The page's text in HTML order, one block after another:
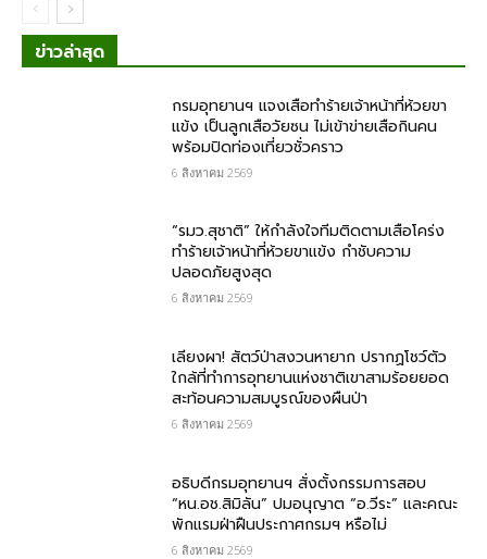
ข่าวล่าสุด
กรม​อุทยานฯ แจงเสือทำร้ายเจ้าหน้าที่ห้วยขา
แข้ง เป็นลูกเสือวัยซน ไม่เข้าข่ายเสือกินคน
พร้อมปิดท่องเที่ยวชั่วคราว
6 สิงหาคม 2569
“รมว.สุชาติ” ให้กำลังใจทีมติดตามเสือโคร่ง
ทำร้ายเจ้าหน้าที่ห้วยขาแข้ง กำชับความ
ปลอดภัยสูงสุด
6 สิงหาคม 2569
เลียงผา! สัตว์ป่าสงวนหายาก ปรากฏโชว์ตัว
ใกล้ที่ทำการอุทยานแห่งชาติเขาสามร้อยยอด
สะท้อนความสมบูรณ์ของผืนป่า
6 สิงหาคม 2569
อธิบดีกรมอุทยานฯ​ สั่งตั้งกรรมการสอบ
“หน.อช.สิมิลัน” ปมอนุญาต “อ.วีระ” และคณะ
พักแรมฝ่าฝืนประกาศกรมฯ หรือไม่
6 สิงหาคม 2569